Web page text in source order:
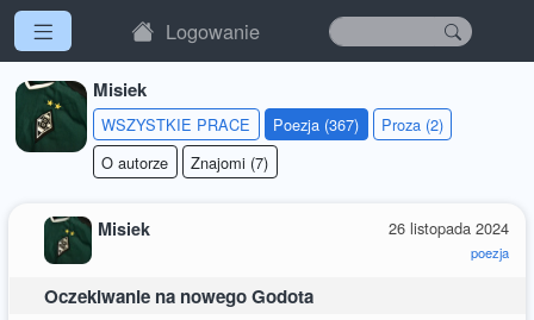
Logowanie
Misiek
WSZYSTKIE PRACE Poezja (367)
Proza (2)
O autorze
Znajomi (7)
26 listopada 2024
poezja
Misiek
Oczekiwanie na nowego Godota